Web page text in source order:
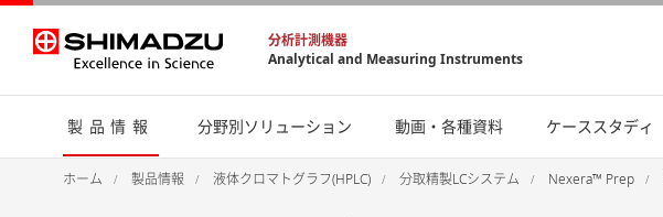
分析計測機器
Analytical and Measuring Instruments
製品情報 分野別ソリューション 動画・各種資料 ケーススタディ
ホーム 製品情報 液体クロマトグラフ(HPLC) 分取精製LCシステム Nexera™ Prep